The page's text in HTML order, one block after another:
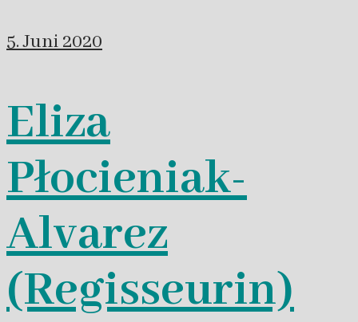
5. Juni 2020
Eliza
Płocieniak-
Alvarez
(Regisseurin)